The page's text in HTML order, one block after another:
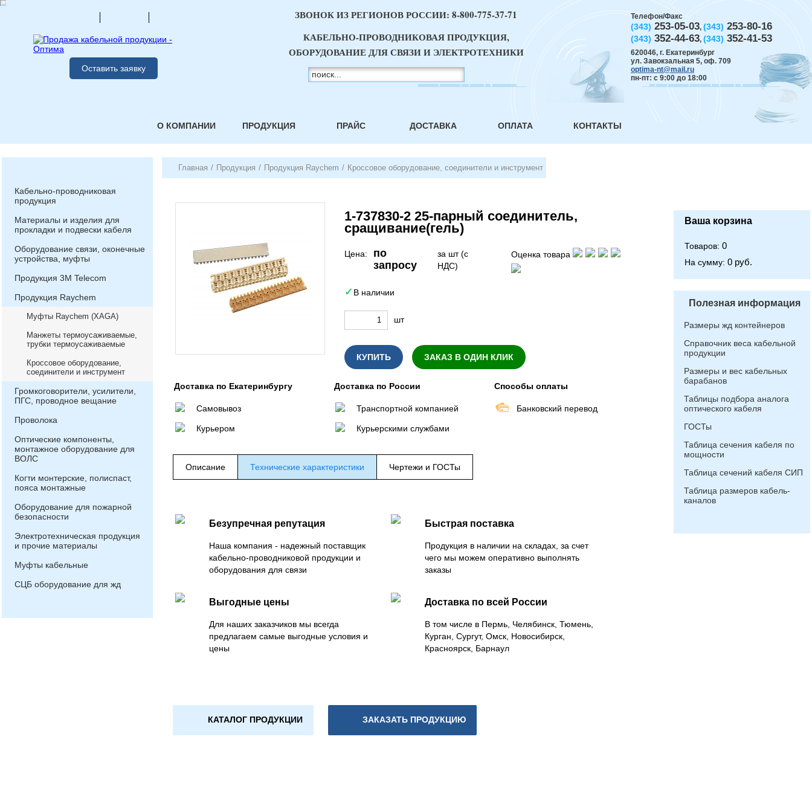
Оставить заявку
Телефон/Факс
(343) 253-05-03, (343) 253-80-16
(343) 352-44-63, (343) 352-41-53
620046, г. Екатеринбург
ул. Завокзальная 5, оф. 709
optima-nt@mail.ru
пн-пт: с 9:00 до 18:00
ЗВОНОК ИЗ РЕГИОНОВ РОССИИ: 8-800-775-37-71
КАБЕЛЬНО-ПРОВОДНИКОВАЯ ПРОДУКЦИЯ,
ОБОРУДОВАНИЕ ДЛЯ СВЯЗИ И ЭЛЕКТРОТЕХНИКИ
О КОМПАНИИ ПРОДУКЦИЯ ПРАЙС ДОСТАВКА ОПЛАТА КОНТАКТЫ
Кабельно-проводниковая
продукция
Материалы и изделия для
прокладки и подвески кабеля
Оборудование связи, оконечные
устройства, муфты
Продукция 3М Telecom
Продукция Raychem
Муфты Raychem (XAGA)
Манжеты термоусаживаемые,
трубки термоусаживаемые
Кроссовое оборудование,
соединители и инструмент
Громкоговорители, усилители,
ПГС, проводное вещание
Проволока
Оптические компоненты,
монтажное оборудование для
ВОЛС
Когти монтерские, полиспаст,
пояса монтажные
Оборудование для пожарной
безопасности
Электротехническая продукция
и прочие материалы
Муфты кабельные
СЦБ оборудование для жд
Главная / Продукция / Продукция Raychem / Кроссовое оборудование, соединители и инструмент
1-737830-2 25-парный соединитель,
сращивание(гель)
Цена:
по
запросу
за шт (с
НДС)
Оценка товара
В наличии
шт
КУПИТЬ ЗАКАЗ В ОДИН КЛИК
Доставка по Екатеринбургу
Самовывоз
Курьером
Доставка по России
Транспортной компанией
Курьерскими службами
Способы оплаты
Банковский перевод
Описание Технические характеристики Чертежи и ГОСТы
Безупречная репутация
Наша компания - надежный поставщик
кабельно-проводниковой продукции и
оборудования для связи
Быстрая поставка
Продукция в наличии на складах, за счет
чего мы можем оперативно выполнять
заказы
Выгодные цены
Для наших заказчиков мы всегда
предлагаем самые выгодные условия и
цены
Доставка по всей России
В том числе в Пермь, Челябинск, Тюмень,
Курган, Сургут, Омск, Новосибирск,
Красноярск, Барнаул
КАТАЛОГ ПРОДУКЦИИ ЗАКАЗАТЬ ПРОДУКЦИЮ
Ваша корзина
Товаров: 0
На сумму: 0 руб.
Полезная информация
Размеры жд контейнеров
Справочник веса кабельной
продукции
Размеры и вес кабельных
барабанов
Таблицы подбора аналога
оптического кабеля
ГОСТы
Таблица сечения кабеля по
мощности
Таблица сечений кабеля СИП
Таблица размеров кабель-
каналов